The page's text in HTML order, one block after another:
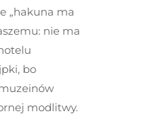
„hakuna ma
nie ma
bo
modlitwy.